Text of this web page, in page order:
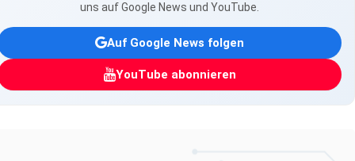
uns auf Google News und YouTube.
Auf Google News folgen
YouTube abonnieren